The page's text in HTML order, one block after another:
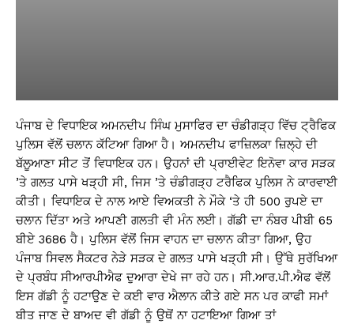
ਪੰਜਾਬ ਦੇ ਵਿਧਾਇਕ ਅਮਨਦੀਪ ਸਿੰਘ ਮੁਸਾਫਿਰ ਦਾ ਚੰਡੀਗੜ੍ਹ ਵਿੱਚ ਟ੍ਰੈਫਿਕ
ਪੁਲਿਸ ਵੱਲੋਂ ਚਲਾਨ ਕੱਟਿਆ ਗਿਆ ਹੈ। ਅਮਨਦੀਪ ਫਾਜ਼ਿਲਕਾ ਜ਼ਿਲ੍ਹੇ ਦੀ
ਬੱਲੂਆਣਾ ਸੀਟ ਤੋਂ ਵਿਧਾਇਕ ਹਨ। ਉਹਨਾਂ ਦੀ ਪ੍ਰਾਈਵੇਟ ਇਨੋਵਾ ਕਾਰ ਸੜਕ
’ਤੇ ਗਲਤ ਪਾਸੇ ਖੜ੍ਹੀ ਸੀ, ਜਿਸ ’ਤੇ ਚੰਡੀਗੜ੍ਹ ਟਰੈਫਿਕ ਪੁਲਿਸ ਨੇ ਕਾਰਵਾਈ
ਕੀਤੀ। ਵਿਧਾਇਕ ਦੇ ਨਾਲ ਆਏ ਵਿਅਕਤੀ ਨੇ ਮੌਕੇ ‘ਤੇ ਹੀ 500 ਰੁਪਏ ਦਾ
ਚਲਾਨ ਦਿੱਤਾ ਅਤੇ ਆਪਣੀ ਗਲਤੀ ਵੀ ਮੰਨ ਲਈ। ਗੱਡੀ ਦਾ ਨੰਬਰ ਪੀਬੀ 65
ਬੀਏ 3686 ਹੈ। ਪੁਲਿਸ ਵੱਲੋਂ ਜਿਸ ਵਾਹਨ ਦਾ ਚਲਾਨ ਕੀਤਾ ਗਿਆ, ਉਹ
ਪੰਜਾਬ ਸਿਵਲ ਸੈਕਟਰ ਨੇੜੇ ਸੜਕ ਦੇ ਗਲਤ ਪਾਸੇ ਖੜ੍ਹੀ ਸੀ। ਉੱਥੇ ਸੁਰੱਖਿਆ
ਦੇ ਪ੍ਰਬੰਧ ਸੀਆਰਪੀਐਫ ਦੁਆਰਾ ਦੇਖੇ ਜਾ ਰਹੇ ਹਨ। ਸੀ.ਆਰ.ਪੀ.ਐਫ ਵੱਲੋਂ
ਇਸ ਗੱਡੀ ਨੂੰ ਹਟਾਉਣ ਦੇ ਕਈ ਵਾਰ ਐਲਾਨ ਕੀਤੇ ਗਏ ਸਨ ਪਰ ਕਾਫੀ ਸਮਾਂ
ਬੀਤ ਜਾਣ ਦੇ ਬਾਅਦ ਵੀ ਗੱਡੀ ਨੂੰ ਉਥੋਂ ਨਾ ਹਟਾਇਆ ਗਿਆ ਤਾਂ